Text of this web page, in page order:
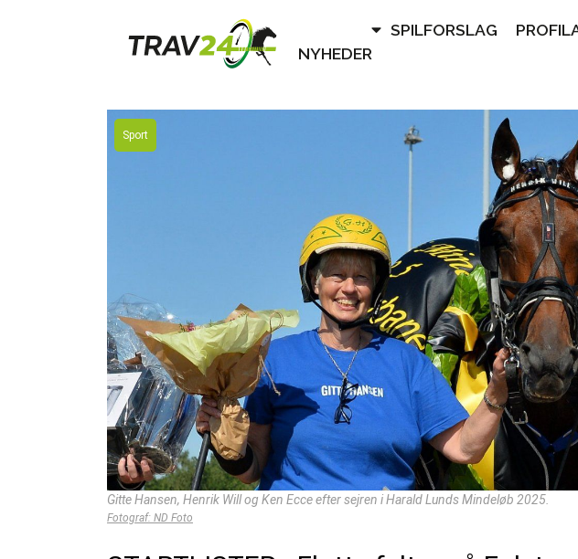
Sport
Gitte Hansen, Henrik Will og Ken Ecce efter sejren i Harald Lunds Mindeløb 2025.
Fotograf: ND Foto
NYHEDER
SPILFORSLAG